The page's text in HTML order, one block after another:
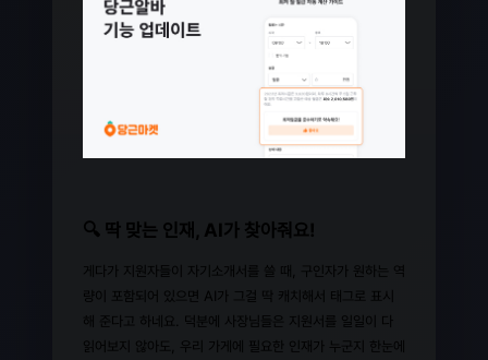
🔍 딱 맞는 인재, AI가 찾아줘요!
게다가 지원자들이 자기소개서를 쓸 때, 구인자가 원하는 역
량이 포함되어 있으면 AI가 그걸 딱 캐치해서 태그로 표시
해 준다고 하네요. 덕분에 사장님들은 지원서를 일일이 다
읽어보지 않아도, 우리 가게에 필요한 인재가 누군지 한눈에